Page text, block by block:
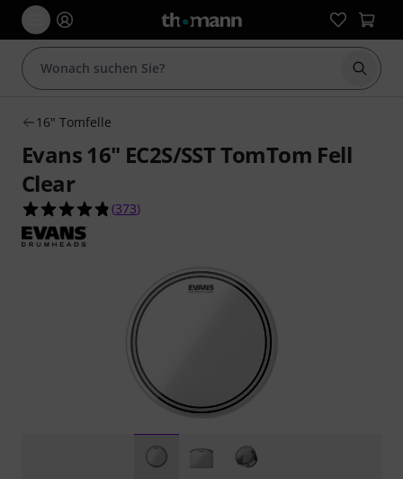
Suche
16" Tomfelle
Evans 16" EC2S/SST TomTom Fell
Clear
4.8 von 5 Sternen aus 373 Kundenbewertungen
(373)